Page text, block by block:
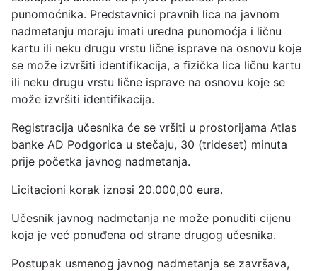
punomoćnika. Predstavnici pravnih lica na javnom
nadmetanju moraju imati uredna punomoćja i ličnu
kartu ili neku drugu vrstu lične isprave na osnovu koje
se može izvršiti identifikacija, a fizička lica ličnu kartu
ili neku drugu vrstu lične isprave na osnovu koje se
može izvršiti identifikacija.
Registracija učesnika će se vršiti u prostorijama Atlas
banke AD Podgorica u stečaju, 30 (trideset) minuta
prije početka javnog nadmetanja.
Licitacioni korak iznosi 20.000,00 eura.
Učesnik javnog nadmetanja ne može ponuditi cijenu
koja je već ponuđena od strane drugog učesnika.
Postupak usmenog javnog nadmetanja se završava,